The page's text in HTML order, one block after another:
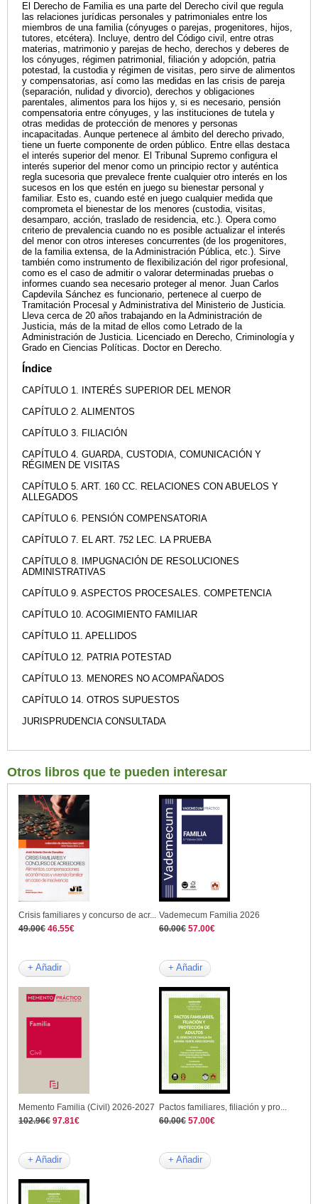
El Derecho de Familia es una parte del Derecho civil que regula
las relaciones jurídicas personales y patrimoniales entre los
miembros de una familia (cónyuges o parejas, progenitores, hijos,
tutores, etcétera). Incluye, dentro del Código civil, entre otras
materias, matrimonio y parejas de hecho, derechos y deberes de
los cónyuges, régimen patrimonial, filiación y adopción, patria
potestad, la custodia y régimen de visitas, pero sirve de alimentos
y compensatorias, así como las medidas en las crisis de pareja
(separación, nulidad y divorcio), derechos y obligaciones
parentales, alimentos para los hijos y, si es necesario, pensión
compensatoria entre cónyuges, y las instituciones de tutela y
otras medidas de protección de menores y personas
incapacitadas. Aunque pertenece al ámbito del derecho privado,
tiene un fuerte componente de orden público. Entre ellas destaca
el interés superior del menor. El Tribunal Supremo configura el
interés superior del menor como un principio rector y auténtica
regla sucesoria que prevalece frente cualquier otro interés en los
sucesos en los que estén en juego su bienestar personal y
familiar. Esto es, cuando esté en juego cualquier medida que
comprometa el bienestar de los menores (custodia, visitas,
desamparo, acción, traslado de residencia, etc.). Opera como
criterio de prevalencia cuando no es posible actualizar el interés
del menor con otros intereses concurrentes (de los progenitores,
de la familia extensa, de la Administración Pública, etc.). Sirve
también como instrumento de flexibilización del rigor profesional,
como es el caso de admitir o valorar determinadas pruebas o
informes cuando sea necesario proteger al menor. Juan Carlos
Capdevila Sánchez es funcionario, pertenece al cuerpo de
Tramitación Procesal y Administrativa del Ministerio de Justicia.
Lleva cerca de 20 años trabajando en la Administración de
Justicia, más de la mitad de ellos como Letrado de la
Administración de Justicia. Licenciado en Derecho, Criminología y
Grado en Ciencias Políticas. Doctor en Derecho.
Índice
CAPÍTULO 1. INTERÉS SUPERIOR DEL MENOR
CAPÍTULO 2. ALIMENTOS
CAPÍTULO 3. FILIACIÓN
CAPÍTULO 4. GUARDA, CUSTODIA, COMUNICACIÓN Y
RÉGIMEN DE VISITAS
CAPÍTULO 5. ART. 160 CC. RELACIONES CON ABUELOS Y
ALLEGADOS
CAPÍTULO 6. PENSIÓN COMPENSATORIA
CAPÍTULO 7. EL ART. 752 LEC. LA PRUEBA
CAPÍTULO 8. IMPUGNACIÓN DE RESOLUCIONES
ADMINISTRATIVAS
CAPÍTULO 9. ASPECTOS PROCESALES. COMPETENCIA
CAPÍTULO 10. ACOGIMIENTO FAMILIAR
CAPÍTULO 11. APELLIDOS
CAPÍTULO 12. PATRIA POTESTAD
CAPÍTULO 13. MENORES NO ACOMPAÑADOS
CAPÍTULO 14. OTROS SUPUESTOS
JURISPRUDENCIA CONSULTADA
Otros libros que te pueden interesar
Crisis familiares y concurso de acr...
49.00€ 46.55€
+ Añadir
Vademecum Familia 2026
60.00€ 57.00€
+ Añadir
Memento Familia (Civil) 2026-2027
102.96€ 97.81€
+ Añadir
Pactos familiares, filiación y pro...
60.00€ 57.00€
+ Añadir